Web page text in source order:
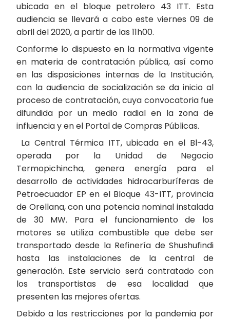
ubicada en el bloque petrolero 43 ITT. Esta
audiencia se llevará a cabo este viernes 09 de
abril del 2020, a partir de las 11h00.
Conforme lo dispuesto en la normativa vigente
en materia de contratación pública, así como
en las disposiciones internas de la Institución,
con la audiencia de socialización se da inicio al
proceso de contratación, cuya convocatoria fue
difundida por un medio radial en la zona de
influencia y en el Portal de Compras Públicas.
La Central Térmica ITT, ubicada en el Bl-43,
operada por la Unidad de Negocio
Termopichincha, genera energía para el
desarrollo de actividades hidrocarburíferas de
Petroecuador EP en el Bloque 43-ITT, provincia
de Orellana, con una potencia nominal instalada
de 30 MW. Para el funcionamiento de los
motores se utiliza combustible que debe ser
transportado desde la Refinería de Shushufindi
hasta las instalaciones de la central de
generación. Este servicio será contratado con
los transportistas de esa localidad que
presenten las mejores ofertas.
Debido a las restricciones por la pandemia por